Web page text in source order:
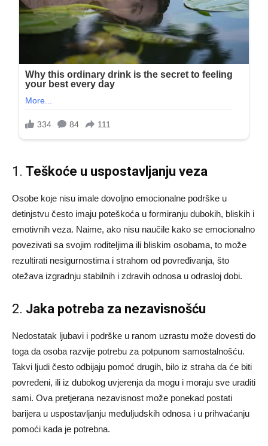
1. Teškoće u uspostavljanju veza
Osobe koje nisu imale dovoljno emocionalne podrške u
detinjstvu često imaju poteškoća u formiranju dubokih, bliskih i
emotivnih veza. Naime, ako nisu naučile kako se emocionalno
povezivati sa svojim roditeljima ili bliskim osobama, to može
rezultirati nesigurnostima i strahom od povređivanja, što
otežava izgradnju stabilnih i zdravih odnosa u odrasloj dobi.
2. Jaka potreba za nezavisnošću
Nedostatak ljubavi i podrške u ranom uzrastu može dovesti do
toga da osoba razvije potrebu za potpunom samostalnošću.
Takvi ljudi često odbijaju pomoć drugih, bilo iz straha da će biti
povređeni, ili iz dubokog uvjerenja da mogu i moraju sve uraditi
sami. Ova pretjerana nezavisnost može ponekad postati
barijera u uspostavljanju međuljudskih odnosa i u prihvaćanju
pomoći kada je potrebna.